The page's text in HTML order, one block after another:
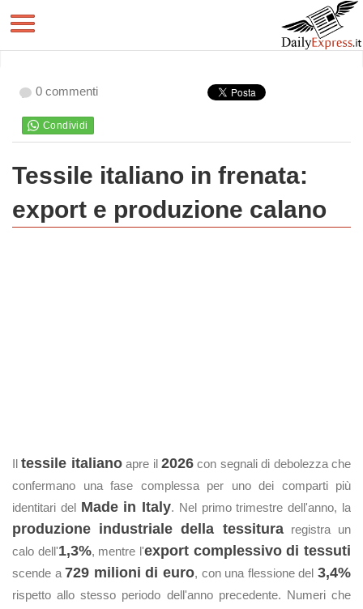
0 commenti
Tessile italiano in frenata:
export e produzione calano
Iltessile italianoapre il2026 con segnali di debolezza che
confermano una fase complessa per uno dei comparti più
identitari del Made in Italy. Nel primo trimestre dell'anno, la
produzione industriale della tessituraregistra un
calo dell'1,3%, mentre l'export complessivo di tessuti
scende a729 milioni di euro, con una flessione del3,4%
rispetto allo stesso periodo dell'anno precedente. Numeri che